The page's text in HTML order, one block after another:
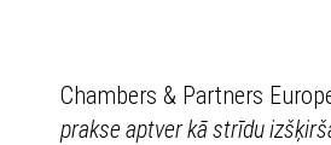
Chambers & Partners
prakse aptver kā strīdu